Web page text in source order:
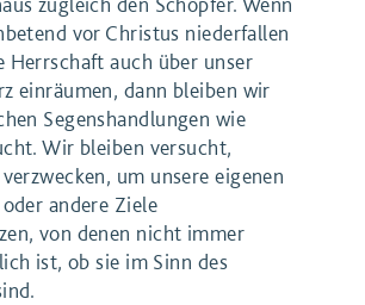
vor Christus niederfallen
Herrschaft auch über unser
einräumen, dann bleiben wir
Segenshandlungen wie
Wir bleiben versucht,
um unsere eigenen
andere Ziele
von denen nicht immer
ist, ob sie im Sinn des